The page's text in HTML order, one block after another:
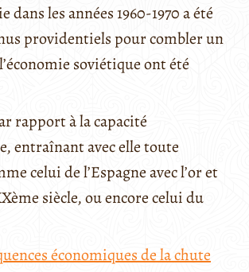
dans les années 1960-1970 a été
providentiels pour combler un
soviétique ont été
rapport à la capacité
entraînant avec elle toute
celui de l’Espagne avec l’or et
siècle, ou encore celui du
économiques de la chute